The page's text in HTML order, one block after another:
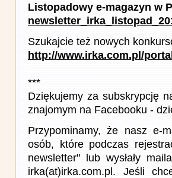
Listopadowy e-magazyn w
Szukajcie też nowych
http://www.irka.com.pl/
***
Dziękujemy za subskrypcję
znajomym na Facebooku -
Przypominamy, że nasz e-
osób, które podczas
newsletter" lub wysłały
irka(at)irka.com.pl. Jeśli